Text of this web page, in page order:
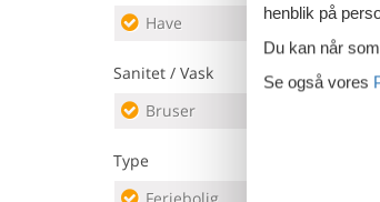
Have
Sanitet / Vask
Bruser
Type
henblik på
Du kan når
Se også vores